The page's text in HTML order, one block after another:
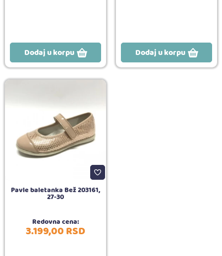
Dodaj u korpu Dodaj u korpu
Pavle baletanka Bež 203161,
27-30
Redovna cena:
3.199,00RSD